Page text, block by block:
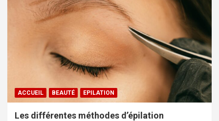
ACCUEIL BEAUTÉ EPILATION
Les différentes méthodes d’épilation